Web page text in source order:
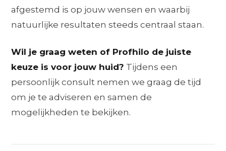
afgestemd is op jouw wensen en waarbij
natuurlijke resultaten steeds centraal staan.
Wil je graag weten of Profhilo de juiste
keuze is voor jouw huid? Tijdens een
persoonlijk consult nemen we graag de tijd
om je te adviseren en samen de
mogelijkheden te bekijken.